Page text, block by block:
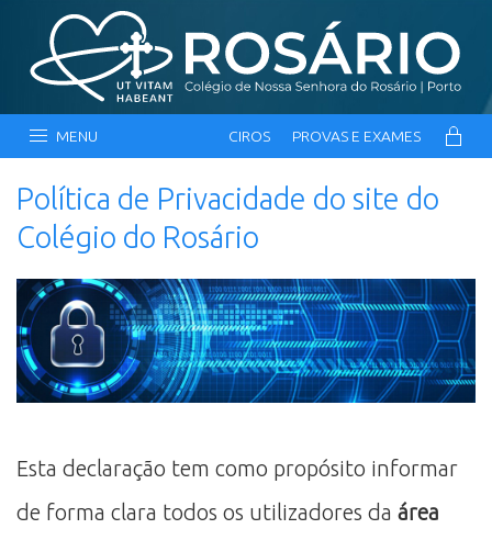
MENU CIROS PROVAS E EXAMES
Política de Privacidade do site do
Colégio do Rosário
Esta declaração tem como propósito informar
de forma clara todos os utilizadores da área